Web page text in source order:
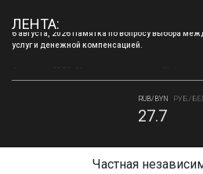
ЛЕНТА:
4 августа, 2026 «Мы встретимся снова!!!»: как
услуг и денежной компенсацией.
27.7
Частная